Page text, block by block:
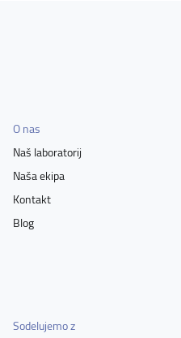
O nas
Naš laboratorij
Naša ekipa
Kontakt
Blog
Sodelujemo z